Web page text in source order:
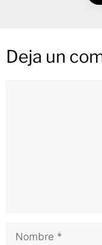
Deja un